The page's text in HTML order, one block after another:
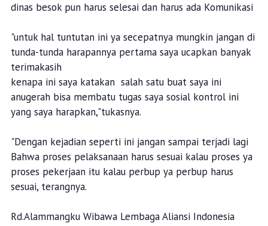
dinas besok pun harus selesai dan harus ada Komunikasi
"untuk hal tuntutan ini ya secepatnya mungkin jangan di
tunda-tunda harapannya pertama saya ucapkan banyak
terimakasih
kenapa ini saya katakan salah satu buat saya ini
anugerah bisa membatu tugas saya sosial kontrol ini
yang saya harapkan,"tukasnya.
"Dengan kejadian seperti ini jangan sampai terjadi lagi
Bahwa proses pelaksanaan harus sesuai kalau proses ya
proses pekerjaan itu kalau perbup ya perbup harus
sesuai, terangnya.
Rd.Alammangku Wibawa Lembaga Aliansi Indonesia